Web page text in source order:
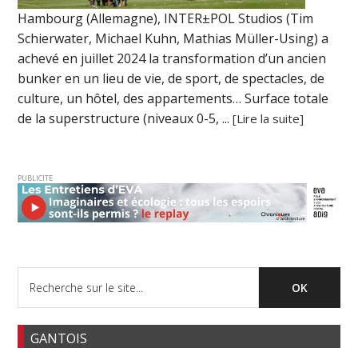
Hambourg (Allemagne), INTER±POL Studios (Tim
Schierwater, Michael Kuhn, Mathias Müller-Using) a
achevé en juillet 2024 la transformation d’un ancien
bunker en un lieu de vie, de sport, de spectacles, de
culture, un hôtel, des appartements… Surface totale
de la superstructure (niveaux 0-5, ...[Lire la suite]
PUBLICITE
GANTOIS